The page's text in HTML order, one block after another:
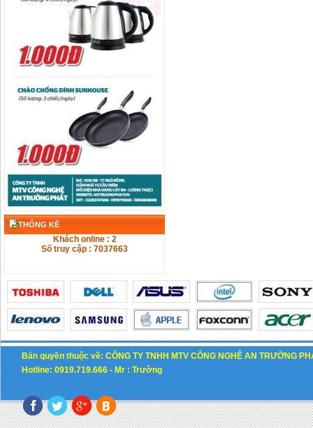
THỐNG KÊ
Khách online : 2
Số truy cập : 7037663
Bản quyền thuộc về: CÔNG TY TNHH MTV CÔNG NGHỆ AN TRƯỜNG
Hotline: 0919.719.666 - Mr : Trường